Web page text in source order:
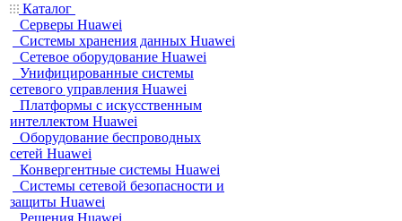
Каталог
Серверы Huawei
Системы хранения данных Huawei
Сетевое оборудование Huawei
Унифицированные системы
сетевого управления Huawei
Платформы с искусственным
интеллектом Huawei
Оборудование беспроводных
сетей Huawei
Конвергентные системы Huawei
Системы сетевой безопасности и
защиты Huawei
Решения Huawei